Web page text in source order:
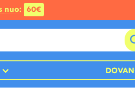
nuo: 60€